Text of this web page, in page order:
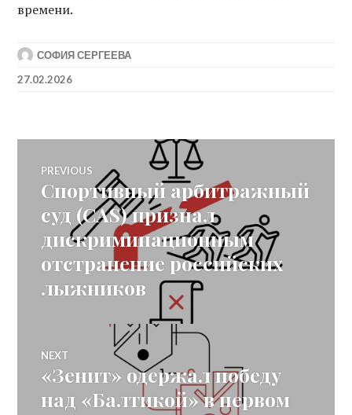
времени.
СОФИЯ СЕРГЕЕВА
27.02.2026
Post
navigation
PREVIOUS
Previous
Спортивный арбитражный
суд (CAS) признал
дискриминационным
отстранение российских
лыжников
NEXT
Next
«Зенит» одержал победу
над «Балтикой» в первом